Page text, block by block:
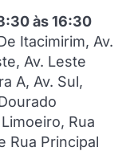
às 16:30
Itacimirim, Av.
Av. Leste
A, Av. Sul,
Rua
Rua Principal